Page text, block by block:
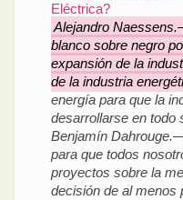
Eléctrica?
Alejandro
blanco sobre negro
expansión de la
de la industria
energía para que la
desarrollarse en todo
Benjamín
para que todos
proyectos sobre la
decisión de al menos